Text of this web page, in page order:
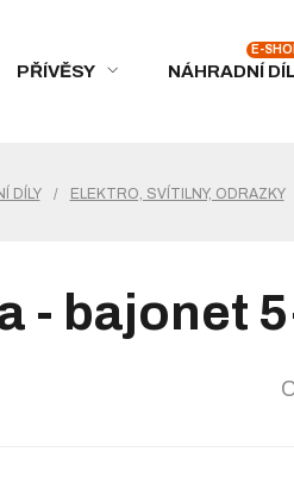
PŘÍVĚSY NÁHRADNÍ
DÍLY / ELEKTRO, SVÍTILNY, ODRAZKY
- bajonet